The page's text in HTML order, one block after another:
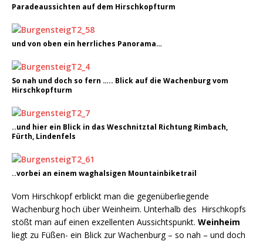
Paradeaussichten auf dem Hirschkopfturm
und von oben ein herrliches Panorama…
So nah und doch so fern ….. Blick auf die Wachenburg vom
Hirschkopfturm
..und hier ein Blick in das Weschnitztal Richtung Rimbach,
Fürth, Lindenfels
..vorbei an einem waghalsigen Mountainbiketrail
Vom Hirschkopf erblickt man die gegenüberliegende
Wachenburg hoch über Weinheim. Unterhalb des Hirschkopfs
stößt man auf einen exzellenten Aussichtspunkt. Weinheim
liegt zu Füßen- ein Blick zur Wachenburg – so nah – und doch